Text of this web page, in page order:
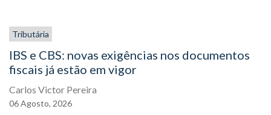
Tributária
IBS e CBS: novas exigências nos documentos
fiscais já estão em vigor
Carlos Victor Pereira
06Agosto, 2026